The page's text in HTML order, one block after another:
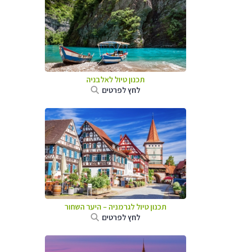
תכנון טיול לאלבניה
לחץ לפרטים
תכנון טיול לגרמניה – היער השחור
לחץ לפרטים